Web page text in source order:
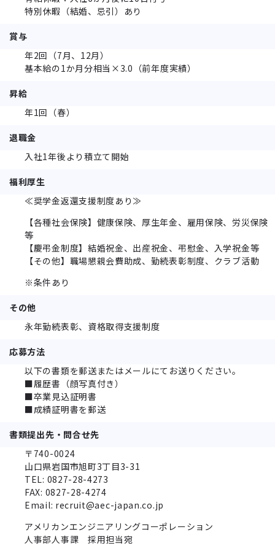
特別休暇（結婚、忌引）あり
賞与
年2回（7月、12月）
基本給の1か月分相当×3.0（前年度実績）
昇給
年1回（春）
退職金
入社1年後より積立て開始
福利厚生
≪奨学金返還支援制度あり≫
【各種社会保険】健康保険、厚生年金、雇用保険、労災保険
等
【慶弔金制度】結婚祝金、出産祝金、弔慰金、入学祝金等
【その他】職場懇親会費助成、勤続表彰制度、クラブ活動
※条件あり
その他
永年勤続表彰、資格取得支援制度
応募方法
以下の書類を郵送またはメールにてお送りください。
■履歴書（顔写真付き）
■卒業見込証明書
■成績証明書を郵送
書類提出先・問合せ先
〒740-0024
山口県岩国市旭町3丁目3-31
TEL: 0827-28-4273
FAX: 0827-28-4274
Email: recruit@aec-japan.co.jp
アメリカンエンジニアリングコーポレーション
人事部人事課 採用担当宛